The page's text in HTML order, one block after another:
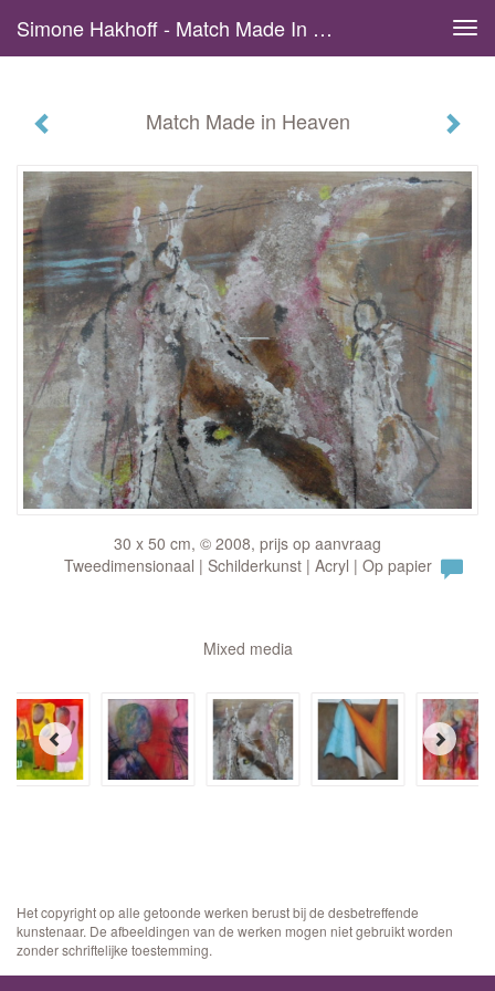
Simone Hakhoff - Match Made In Heaven
Match Made in Heaven
30 x 50 cm, © 2008, prijs op aanvraag
Tweedimensionaal | Schilderkunst | Acryl | Op papier
Mixed media
Het copyright op alle getoonde werken berust bij de desbetreffende
kunstenaar. De afbeeldingen van de werken mogen niet gebruikt worden
zonder schriftelijke toestemming.